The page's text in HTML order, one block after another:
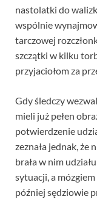
nastolatki do
wspólnie
tarczowej
szczątki w kilku
przyjaciołom za
Gdy śledczy
mieli już pełen
potwierdzenie
zeznała jednak, że
brała w nim
sytuacji, a
później sędziowie